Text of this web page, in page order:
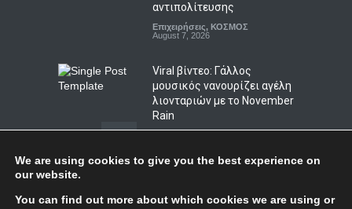
αντιπολίτευσης
Επιχειρήσεις, ΚΟΣΜΟΣ
August 7, 2026
Viral βίντεο: Γάλλος
μουσικός νανουρίζει αγέλη
λιονταριών με το November
Rain
σχολείο από μαθητή με δύο
Top
We are using cookies to give you the best experience on
our website.
You can find out more about which cookies we are using or